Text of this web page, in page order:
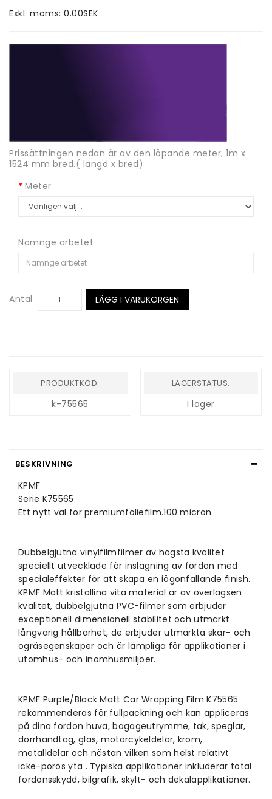
Exkl. moms: 0.00SEK
Prissättningen nedan är av den löpande meter, 1m x
1524 mm bred.( längd x bred)
Meter
Namnge arbetet
Antal LÄGG I VARUKORGEN
PRODUKTKOD:
k-75565
LAGERSTATUS:
I lager
BESKRIVNING
KPMF
Serie K75565
Ett nytt val för premiumfoliefilm.100 micron
Dubbelgjutna vinylfilmfilmer av högsta kvalitet
speciellt utvecklade för inslagning av fordon med
specialeffekter för att skapa en iögonfallande finish.
KPMF Matt kristallina vita material är av överlägsen
kvalitet, dubbelgjutna PVC-filmer som erbjuder
exceptionell dimensionell stabilitet och utmärkt
långvarig hållbarhet, de erbjuder utmärkta skär- och
ogräsegenskaper och är lämpliga för applikationer i
utomhus- och inomhusmiljöer.
KPMF Purple/Black Matt Car Wrapping Film K75565
rekommenderas för fullpackning och kan appliceras
på dina fordon huva, bagageutrymme, tak, speglar,
dörrhandtag, glas, motorcykeldelar, krom,
metalldelar och nästan vilken som helst relativt
icke-porös yta . Typiska applikationer inkluderar total
fordonsskydd, bilgrafik, skylt- och dekalapplikationer.